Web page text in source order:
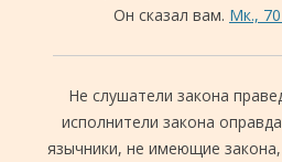
Он сказал вам. Мк., 70
Не слушатели закона
исполнители закона
язычники, не имеющие